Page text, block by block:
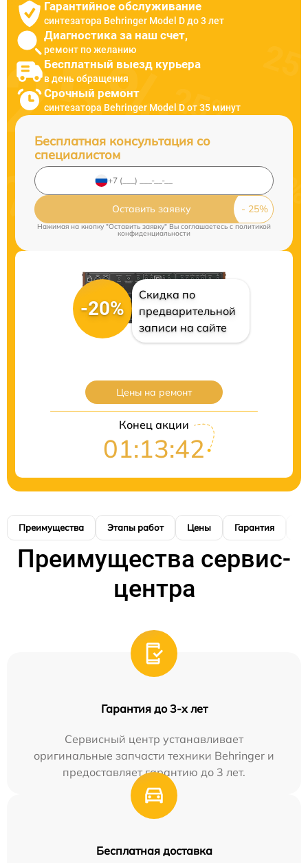
Гарантийное обслуживание
синтезатора Behringer Model D до 3 лет
Диагностика за наш счет,
ремонт по желанию
Бесплатный выезд курьера
в день обращения
Срочный ремонт
синтезатора Behringer Model D от 35 минут
Бесплатная консультация со
специалистом
Оставить заявку
Нажимая на кнопку "Оставить заявку" Вы соглашаетесь cполитикой
конфиденциальности
-20%
Скидка по
предварительной
записи на сайте
Цены на ремонт
Конец акции
01:13:41
Преимущества Этапы работ Цены Гарантия
Преимущества сервис-
центра
Гарантия до 3-х лет
Сервисный центр устанавливает
оригинальные запчасти техники Behringer и
предоставляет гарантию до 3 лет.
Бесплатная доставка